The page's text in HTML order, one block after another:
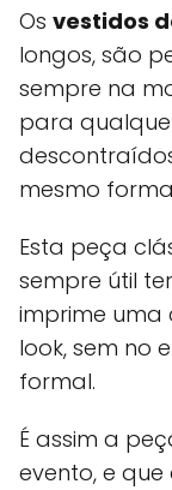
Os vestidos
longos, são
sempre na
para
mesmo
Esta peça
sempre útil
imprime uma
look, sem no
formal.
É assim a
evento, e